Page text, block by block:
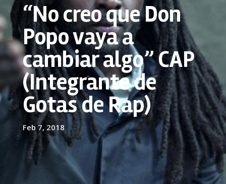
“No creo que Don
Popo vaya a
cambiar algo” CAP
(Integrante de
Gotas de Rap)
Feb 7, 2018